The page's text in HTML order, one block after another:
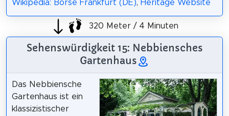
Wikipedia: Börse Frankfurt (DE), Heritage Website
320 Meter / 4 Minuten
Sehenswürdigkeit 15: Nebbiensches
Gartenhaus
Das Nebbiensche
Gartenhaus ist ein
klassizistischer